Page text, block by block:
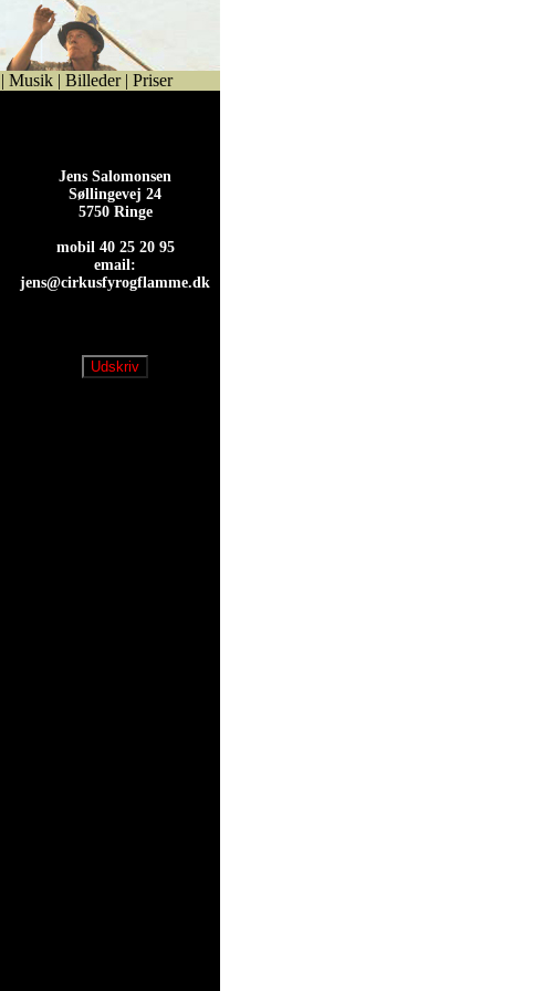
| Musik | Billeder | Priser
Jens Salomonsen
Søllingevej 24
5750 Ringe
mobil 40 25 20 95
email:
jens@cirkusfyrogflamme.dk